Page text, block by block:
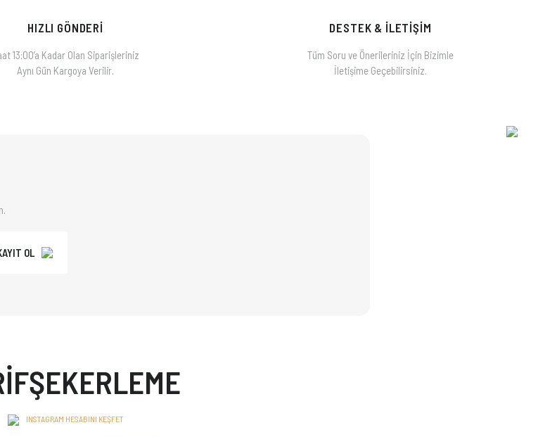
HIZLI GÖNDERİ
13:00’a Kadar Olan Siparişleriniz
Aynı Gün Kargoya Verilir.
DESTEK & İLETİŞİM
Tüm Soru ve Önerileriniz İçin Bizimle
İletişime Geçebilirsiniz.
OL
INSTAGRAM HESABINI KEŞFET